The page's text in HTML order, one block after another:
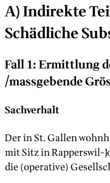
A) Indirekte
Schädliche
Fall 1: Ermittlung
/massgebende
Sachverhalt
Der in St. Gallen
mit Sitz in Rapperswil-
die (operative)